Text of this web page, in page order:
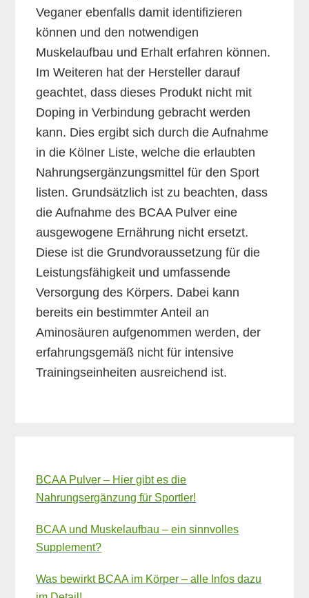
Veganer ebenfalls damit identifizieren
können und den notwendigen
Muskelaufbau und Erhalt erfahren können.
Im Weiteren hat der Hersteller darauf
geachtet, dass dieses Produkt nicht mit
Doping in Verbindung gebracht werden
kann. Dies ergibt sich durch die Aufnahme
in die Kölner Liste, welche die erlaubten
Nahrungsergänzungsmittel für den Sport
listen. Grundsätzlich ist zu beachten, dass
die Aufnahme des BCAA Pulver eine
ausgewogene Ernährung nicht ersetzt.
Diese ist die Grundvoraussetzung für die
Leistungsfähigkeit und umfassende
Versorgung des Körpers. Dabei kann
bereits ein bestimmter Anteil an
Aminosäuren aufgenommen werden, der
erfahrungsgemäß nicht für intensive
Trainingseinheiten ausreichend ist.
Sidebar
BCAA Pulver – Hier gibt es die
Nahrungsergänzung für Sportler!
BCAA und Muskelaufbau – ein sinnvolles
Supplement?
Was bewirkt BCAA im Körper – alle Infos dazu